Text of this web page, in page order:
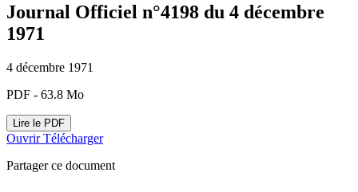
Journal Officiel n°4198 du 4 décembre
1971
4 décembre 1971
PDF - 63.8 Mo
Lire le PDF
OuvrirTélécharger
Partager ce document